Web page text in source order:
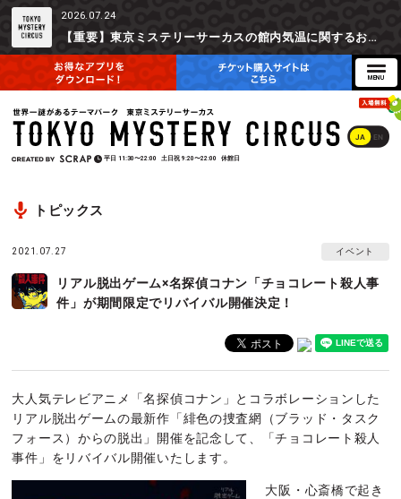
2026.07.24
【重要】東京ミステリーサーカスの館内気温に関するお詫びとご参加辞退時の返金対応について
JA EN
平日 11:30〜22:00 土日祝 9:20〜22:00 休館日
トピックス
2021.07.27 イベント
リアル脱出ゲーム×名探偵コナン「チョコレート殺人事
件」が期間限定でリバイバル開催決定！
大人気テレビアニメ「名探偵コナン」とコラボレーションした
リアル脱出ゲームの最新作「緋色の捜査網（ブラッド・タスク
フォース）からの脱出」開催を記念して、「チョコレート殺人
事件」をリバイバル開催いたします。
大阪・心斎橋で起き